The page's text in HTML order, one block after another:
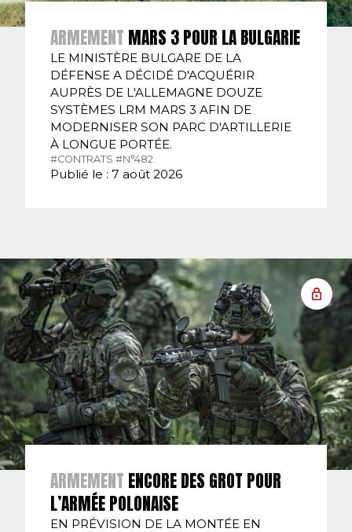
ARMEMENT MARS 3 POUR LA BULGARIE
LE MINISTÈRE BULGARE DE LA
DÉFENSE A DÉCIDÉ D'ACQUÉRIR
AUPRÈS DE L'ALLEMAGNE DOUZE
SYSTÈMES LRM MARS 3 AFIN DE
MODERNISER SON PARC D'ARTILLERIE
À LONGUE PORTÉE.
#CONTRATS.#N°482.
Publié le : 7 août 2026
ARMEMENT ENCORE DES GROT POUR
L’ARMÉE POLONAISE
EN PRÉVISION DE LA MONTÉE EN